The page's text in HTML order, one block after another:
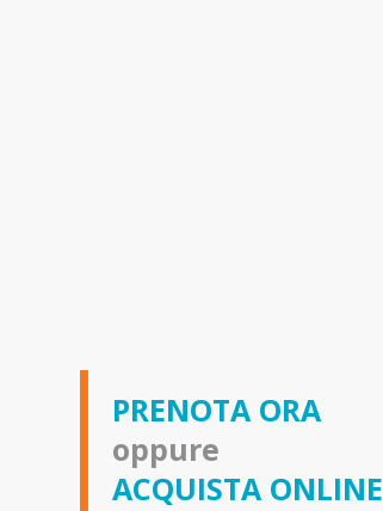
PRENOTA ORA
oppure
ACQUISTA ONLINE